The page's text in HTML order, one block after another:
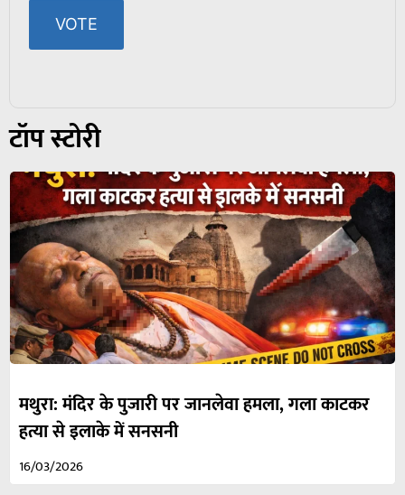
टॉप स्टोरी
मथुरा: मंदिर के पुजारी पर जानलेवा हमला, गला काटकर
हत्या से इलाके में सनसनी
16/03/2026